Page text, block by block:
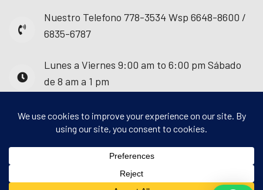
Nuestro Telefono 778-3534 Wsp 6648-8600 /
6835-6787
Lunes a Viernes 9:00 am to 6:00 pm Sábado
de 8 am a 1 pm
© 2025 - Guías Médica. Todos los derechos